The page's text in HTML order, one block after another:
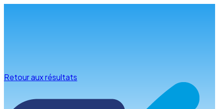
Retour aux résultats